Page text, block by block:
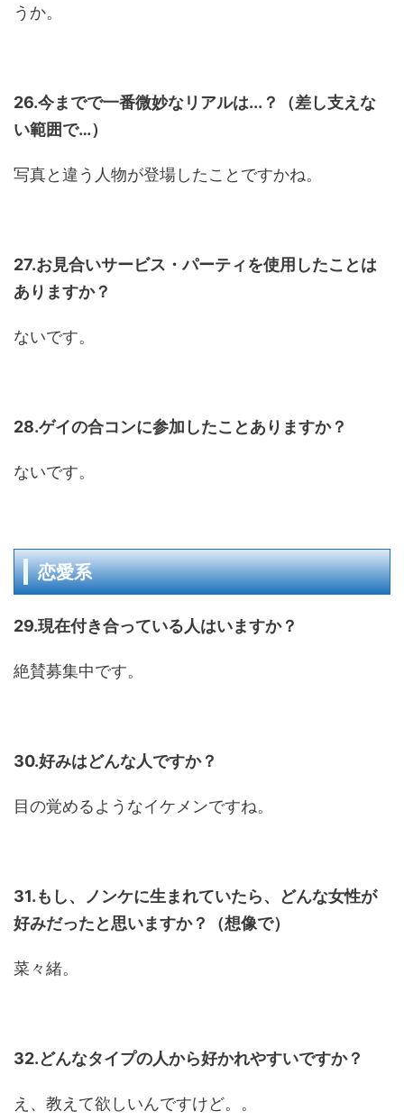
うか。
26.今までで一番微妙なリアルは...？（差し支えな
い範囲で…）
写真と違う人物が登場したことですかね。
27.お見合いサービス・パーティを使用したことは
ありますか？
ないです。
28.ゲイの合コンに参加したことありますか？
ないです。
恋愛系
29.現在付き合っている人はいますか？
絶賛募集中です。
30.好みはどんな人ですか？
目の覚めるようなイケメンですね。
31.もし、ノンケに生まれていたら、どんな女性が
好みだったと思いますか？（想像で）
菜々緒。
32.どんなタイプの人から好かれやすいですか？
え、教えて欲しいんですけど。。